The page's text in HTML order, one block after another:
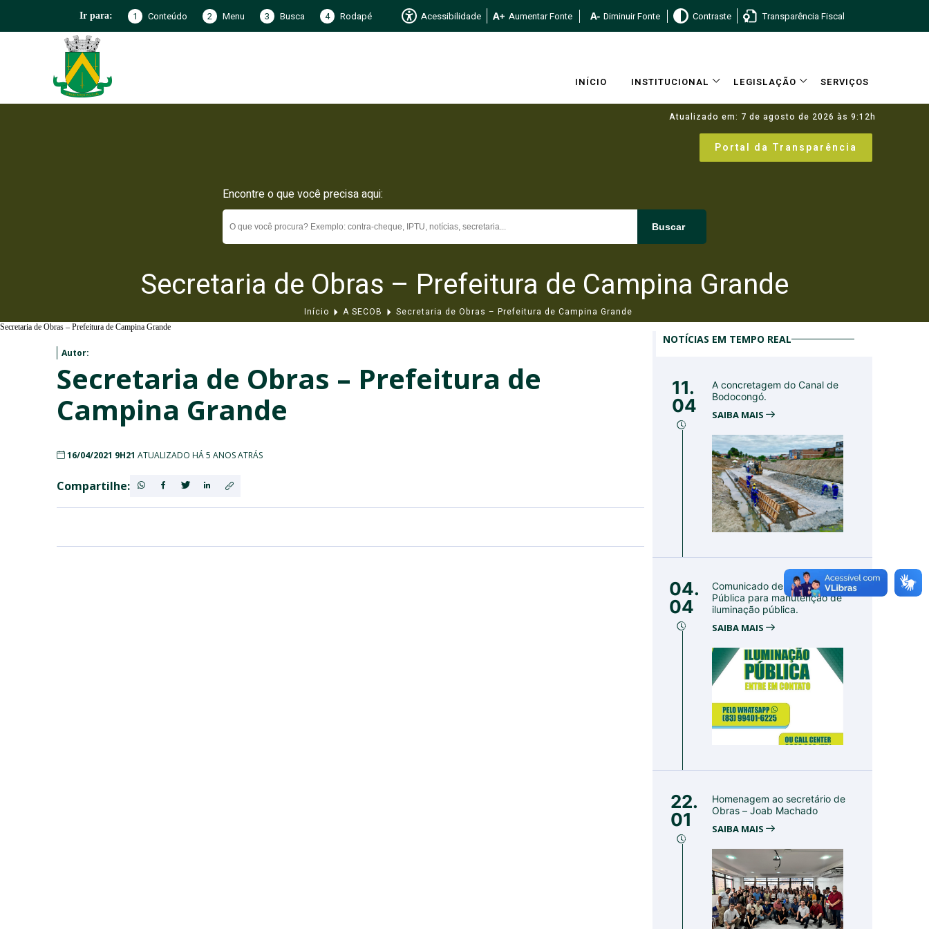
Ir para: 1 Conteúdo 2 Menu 3 Busca 4 Rodapé Acessibilidade Aumentar Fonte Diminuir Fonte Contraste Transparência Fiscal
INÍCIO INSTITUCIONAL LEGISLAÇÃO SERVIÇOS
Atualizado em: 7 de agosto de 2026 às 9:12h
Portal da Transparência
Encontre o que você precisa aqui:
Buscar
Secretaria de Obras – Prefeitura de Campina Grande
Início A SECOB Secretaria de Obras – Prefeitura de Campina Grande
Secretaria de Obras – Prefeitura de Campina Grande
Autor:
Secretaria de Obras – Prefeitura de
Campina Grande
16/04/2021 9H21 ATUALIZADO HÁ 5 ANOS ATRÁS
Compartilhe:
NOTÍCIAS EM TEMPO REAL
11.
04
A concretagem do Canal de
Bodocongó.
SAIBA MAIS
04.
04
Comunicado de Utilidade
Pública para manutenção de
iluminação pública.
SAIBA MAIS
22.
01
Homenagem ao secretário de
Obras – Joab Machado
SAIBA MAIS